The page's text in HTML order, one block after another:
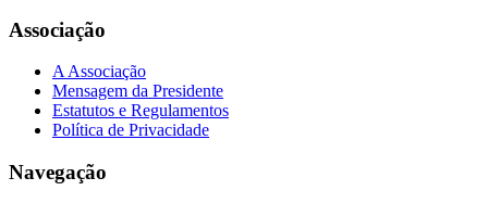
Associação
A Associação
Mensagem da Presidente
Estatutos e Regulamentos
Política de Privacidade
Navegação